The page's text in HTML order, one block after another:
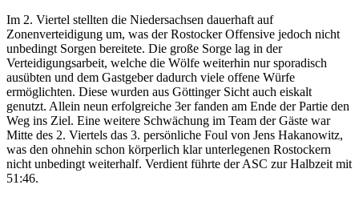
Im 2. Viertel stellten die Niedersachsen dauerhaft auf
Zonenverteidigung um, was der Rostocker Offensive jedoch nicht
unbedingt Sorgen bereitete. Die große Sorge lag in der
Verteidigungsarbeit, welche die Wölfe weiterhin nur sporadisch
ausübten und dem Gastgeber dadurch viele offene Würfe
ermöglichten. Diese wurden aus Göttinger Sicht auch eiskalt
genutzt. Allein neun erfolgreiche 3er fanden am Ende der Partie den
Weg ins Ziel. Eine weitere Schwächung im Team der Gäste war
Mitte des 2. Viertels das 3. persönliche Foul von Jens Hakanowitz,
was den ohnehin schon körperlich klar unterlegenen Rostockern
nicht unbedingt weiterhalf. Verdient führte der ASC zur Halbzeit mit
51:46.